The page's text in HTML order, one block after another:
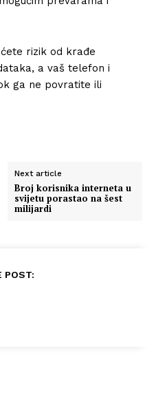
rizik od krađe
a vaš telefon i
ga ne povratite ili
Next article
Broj korisnika interneta u
svijetu porastao na šest
milijardi
POST: